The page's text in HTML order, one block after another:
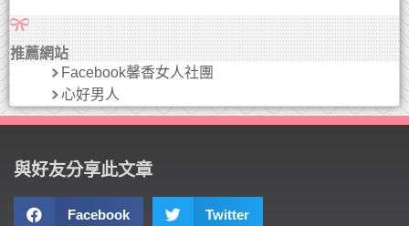
推薦網站
Facebook馨香女人社團
心好男人
與好友分享此文章
Facebook Twitter